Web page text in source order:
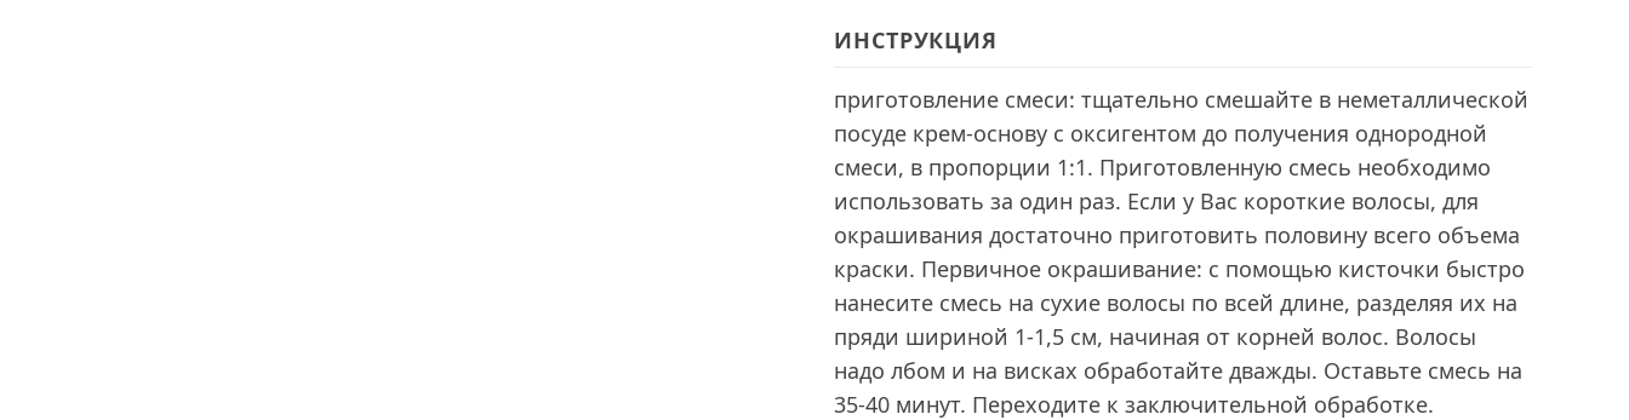
ИНСТРУКЦИЯ
приготовление смеси: тщательно смешайте в неметаллической
посуде крем-основу с оксигентом до получения однородной
смеси, в пропорции 1:1. Приготовленную смесь необходимо
использовать за один раз. Если у Вас короткие волосы, для
окрашивания достаточно приготовить половину всего объема
краски. Первичное окрашивание: с помощью кисточки быстро
нанесите смесь на сухие волосы по всей длине, разделяя их на
пряди шириной 1-1,5 см, начиная от корней волос. Волосы
надо лбом и на висках обработайте дважды. Оставьте смесь на
35-40 минут. Переходите к заключительной обработке.